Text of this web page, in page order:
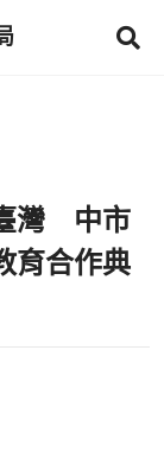
灣 中市
育合作典